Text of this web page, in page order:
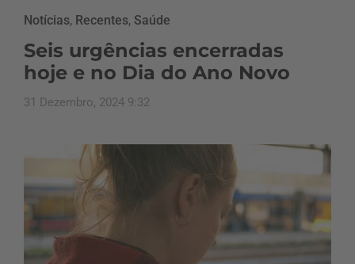
Notícias, Recentes, Saúde
Seis urgências encerradas
hoje e no Dia do Ano Novo
31 Dezembro, 2024 9:32